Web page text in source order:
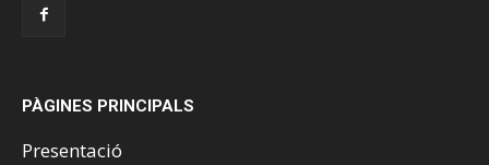
PÀGINES PRINCIPALS
Presentació